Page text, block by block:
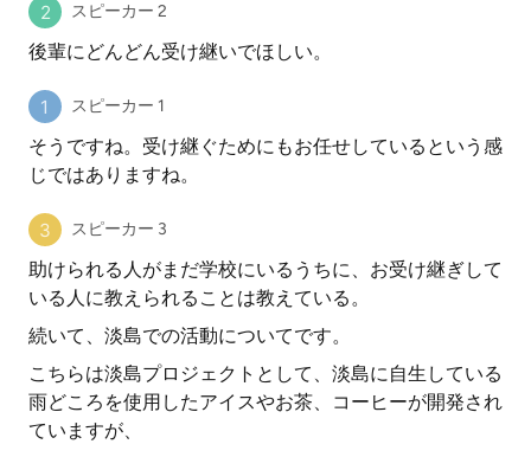
スピーカー 2
後輩にどんどん受け継いでほしい。
スピーカー 1
そうですね。受け継ぐためにもお任せしているという感
じではありますね。
スピーカー 3
助けられる人がまだ学校にいるうちに、お受け継ぎして
いる人に教えられることは教えている。
続いて、淡島での活動についてです。
こちらは淡島プロジェクトとして、淡島に自生している
雨どころを使用したアイスやお茶、コーヒーが開発され
ていますが、